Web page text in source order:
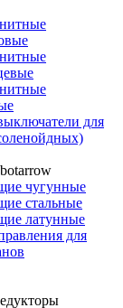
для
чугунные
стальные
латунные
для